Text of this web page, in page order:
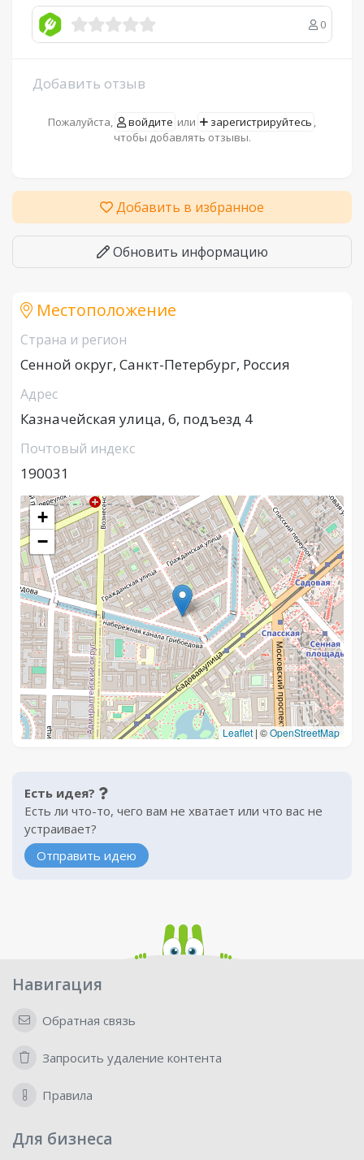
0
Добавить отзыв
Пожалуйста, войдите или зарегистрируйтесь ,
чтобы добавлять отзывы.
Добавить в избранное
Обновить информацию
Местоположение
Страна и регион
Сенной округ, Санкт-Петербург, Россия
Адрес
Казначейская улица, 6, подъезд 4
Почтовый индекс
190031
+
−
Leaflet | ©OpenStreetMap
Есть идея?
Есть ли что-то, чего вам не хватает или что вас не
устраивает?
Отправить идею
Навигация
Обратная связь
Запросить удаление контента
Правила
Для бизнеса